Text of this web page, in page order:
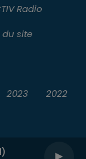
Radio
du site
2023 2022